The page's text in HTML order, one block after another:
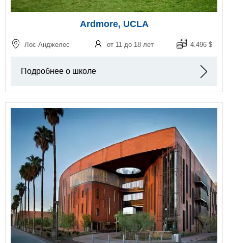
Ardmore, UCLA
Лос-Анджелес от 11 до 18 лет 4.496 $
Подробнее о школе